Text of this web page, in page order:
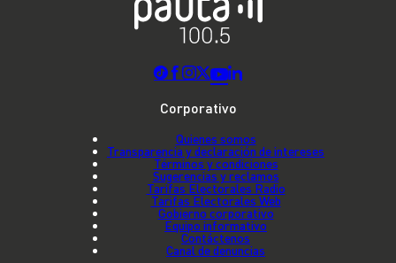
Corporativo
Quienes somos
Transparencia y declaración de intereses
Términos y condiciones
Sugerencias y reclamos
Tarifas Electorales Radio
Tarifas Electorales Web
Gobierno corporativo
Equipo informativo
Contáctenos
Canal de denuncias